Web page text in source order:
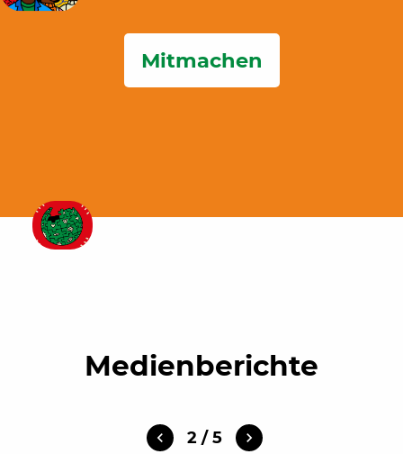
Mitmachen
Medienberichte
navigate_before 2 /5 navigate_next